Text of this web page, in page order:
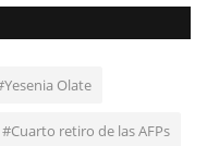
Olate
#Cuarto retiro de las AFPs